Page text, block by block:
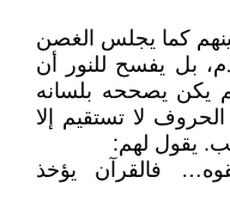
كما يجلس الغصن
بل يفسح للنور أن
يكن يصححه بلسانه
لا تستقيم إلا
يقول لهم:
فالقرآن يؤخذ